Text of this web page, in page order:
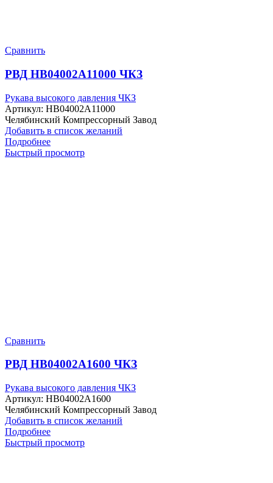
Сравнить
РВД HB04002A11000 ЧКЗ
Рукава высокого давления ЧКЗ
Артикул: HB04002A11000
Челябинский Компрессорный Завод
Добавить в список желаний
Подробнее
Быстрый просмотр
Сравнить
РВД HB04002A1600 ЧКЗ
Рукава высокого давления ЧКЗ
Артикул: HB04002A1600
Челябинский Компрессорный Завод
Добавить в список желаний
Подробнее
Быстрый просмотр